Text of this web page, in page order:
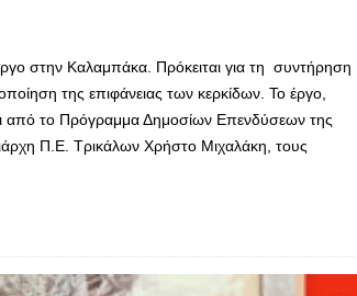
στην Καλαμπάκα. Πρόκειται για τη συντήρηση
της επιφάνειας των κερκίδων. Το έργο,
από το Πρόγραμμα Δημοσίων Επενδύσεων της
Π.Ε. Τρικάλων Χρήστο Μιχαλάκη, τους